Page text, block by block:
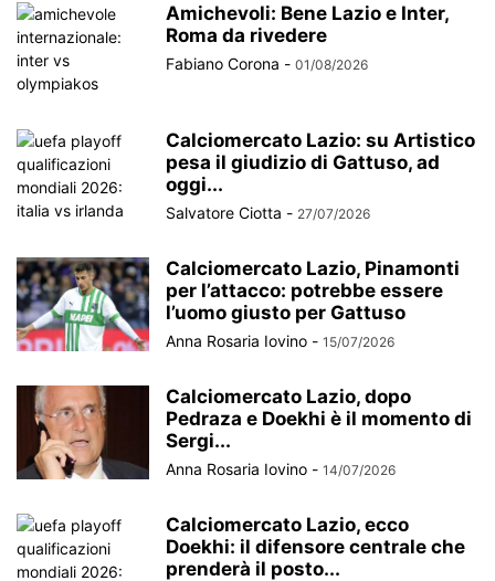
Amichevoli: Bene Lazio e Inter,
Roma da rivedere
Fabiano Corona - 01/08/2026
Calciomercato Lazio: su Artistico
pesa il giudizio di Gattuso, ad
oggi...
Salvatore Ciotta - 27/07/2026
Calciomercato Lazio, Pinamonti
per l’attacco: potrebbe essere
l’uomo giusto per Gattuso
Anna Rosaria Iovino - 15/07/2026
Calciomercato Lazio, dopo
Pedraza e Doekhi è il momento di
Sergi...
Anna Rosaria Iovino - 14/07/2026
Calciomercato Lazio, ecco
Doekhi: il difensore centrale che
prenderà il posto...